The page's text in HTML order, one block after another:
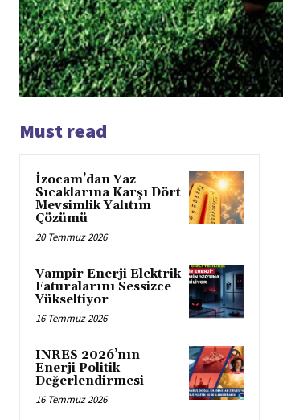
Must read
İzocam’dan Yaz
Sıcaklarına Karşı Dört
Mevsimlik Yalıtım
Çözümü
20 Temmuz 2026
Vampir Enerji Elektrik
Faturalarını Sessizce
Yükseltiyor
16 Temmuz 2026
INRES 2026’nın
Enerji Politik
Değerlendirmesi
16 Temmuz 2026